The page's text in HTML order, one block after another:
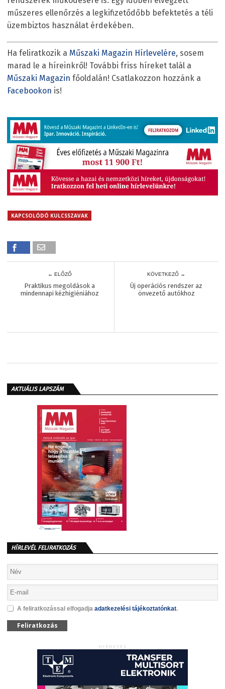
műszeres ellenőrzés a legkifizetődőbb befektetés a téli
üzembiztos használat érdekében.
Ha feliratkozik a Műszaki Magazin Hírlevelére, sosem
marad le a híreinkről! További friss híreket talál a
Műszaki Magazin főoldalán! Csatlakozzon hozzánk a
Facebookon is!
KAPCSOLÓDÓ KULCSSZAVAK
← ELŐZŐ
Praktikus megoldások a
mindennapi kézhigiéniához
KÖVETKEZŐ →
Új operációs rendszer az
önvezető autókhoz
AKTUÁLIS LAPSZÁM
HÍRLEVÉL FELIRATKOZÁS
A feliratkozással elfogadja adatkezelési tájékoztatónkat.
Feliratkozás
HIRDETÉS